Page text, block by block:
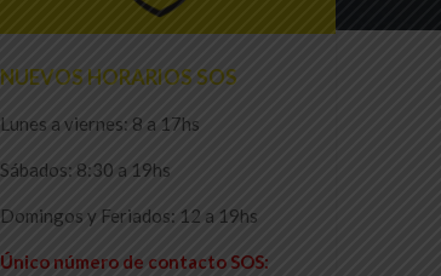
NUEVOS HORARIOS SOS
Lunes a viernes: 8 a 17hs
Sábados: 8:30 a 19hs
Domingos y Feriados: 12 a 19hs
Único número de contacto SOS: